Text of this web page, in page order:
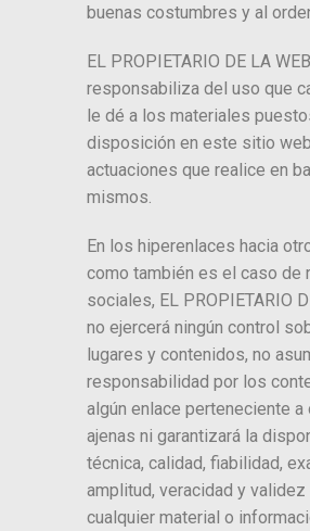
buenas costumbres y al
EL PROPIETARIO DE LA
responsabiliza del uso que
le dé a los materiales
disposición en este sitio
actuaciones que realice en
mismos.
En los hiperenlaces hacia
como también es el caso de
sociales, EL PROPIETARIO
no ejercerá ningún control
lugares y contenidos, no
responsabilidad por los
algún enlace perteneciente a
ajenas ni garantizará la
técnica, calidad, fiabilidad,
amplitud, veracidad y validez
cualquier material o